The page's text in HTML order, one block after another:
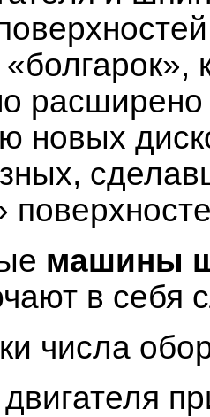
новых
машины
в себя
числа